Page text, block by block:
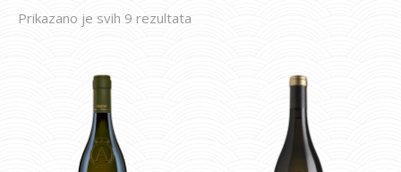
Prikazano je svih 9 rezultata